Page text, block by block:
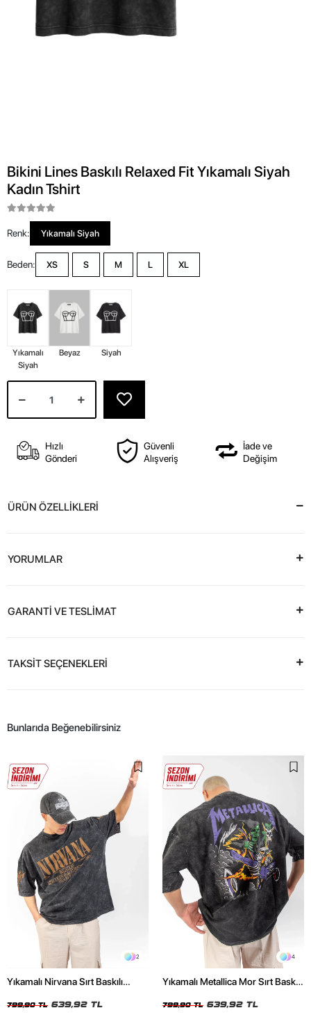
Bikini Lines Baskılı Relaxed Fit Yıkamalı Siyah
Kadın Tshirt
Renk: Yıkamalı Siyah
Beden: XS S M L XL
Yıkamalı
Siyah
Beyaz Siyah
Hızlı
Gönderi
Güvenli
Alışveriş
İade ve
Değişim
ÜRÜN ÖZELLİKLERİ
YORUMLAR
GARANTİ VE TESLİMAT
TAKSİT SEÇENEKLERİ
Bunlarıda Beğenebilirsiniz
2
Yıkamalı Nirvana Sırt Baskılı
799,90 TL 639,92 TL
4
Yıkamalı Metallica Mor Sırt Baskılı
799,90 TL 639,92 TL